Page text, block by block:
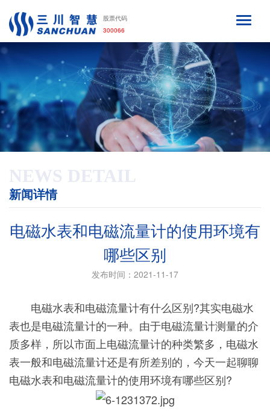
股票代码
300066
NEWS DETAIL
新闻详情
电磁水表和电磁流量计的使用环境有
哪些区别
发布时间：2021-11-17
电磁水表和电磁流量计有什么区别?其实电磁水
表也是电磁流量计的一种。由于电磁流量计测量的介
质多样，所以市面上电磁流量计的种类繁多，电磁水
表一般和电磁流量计还是有所差别的，今天一起聊聊
电磁水表和电磁流量计的使用环境有哪些区别?